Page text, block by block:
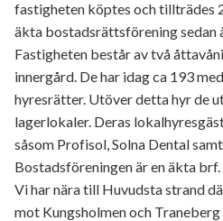
fastigheten köptes och tillträdes
äkta bostadsrättsförening
Fastigheten består av två
innergård. De har idag ca 193
hyresrätter. Utöver detta hyr de
lagerlokaler. Deras
såsom Profisol, Solna Dental
Bostadsföreningen är en äkta brf.
Vi har nära till Huvudsta strand
mot Kungsholmen och